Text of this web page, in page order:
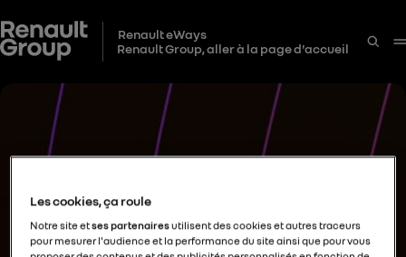
Renault eWays
Renault Group, aller à la page d'accueil
Les cookies, ça roule
Notre site etses partenairesutilisent des cookies et autres traceurs
pour mesurer l'audience et la performance du site ainsi que pour vous